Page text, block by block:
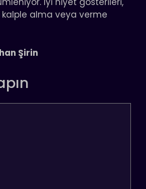
kalple alma veya verme
Şirin